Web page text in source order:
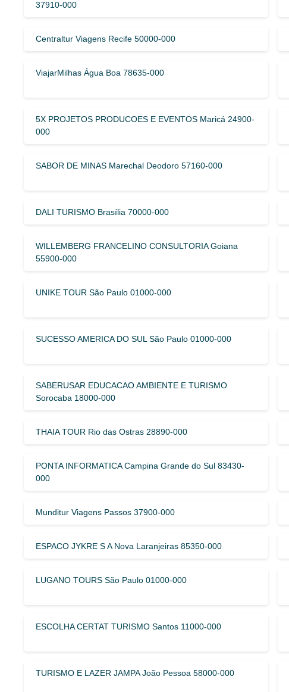
37910-000
Centraltur Viagens Recife 50000-000
ViajarMilhas Água Boa 78635-000
5X PROJETOS PRODUCOES E EVENTOS Maricá 24900-
000
SABOR DE MINAS Marechal Deodoro 57160-000
DALI TURISMO Brasília 70000-000
WILLEMBERG FRANCELINO CONSULTORIA Goiana
55900-000
UNIKE TOUR São Paulo 01000-000
SUCESSO AMERICA DO SUL São Paulo 01000-000
SABERUSAR EDUCACAO AMBIENTE E TURISMO
Sorocaba 18000-000
THAIA TOUR Rio das Ostras 28890-000
PONTA INFORMATICA Campina Grande do Sul 83430-
000
Munditur Viagens Passos 37900-000
ESPACO JYKRE S A Nova Laranjeiras 85350-000
LUGANO TOURS São Paulo 01000-000
ESCOLHA CERTAT TURISMO Santos 11000-000
TURISMO E LAZER JAMPA João Pessoa 58000-000